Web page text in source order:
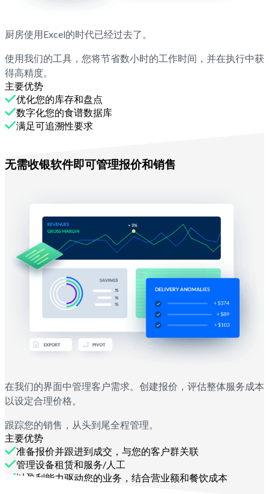
厨房使用Excel的时代已经过去了。
使用我们的工具，您将节省数小时的工作时间，并在执行中获
得高精度。
主要优势
优化您的库存和盘点
数字化您的食谱数据库
满足可追溯性要求
无需收银软件即可管理报价和销售
在我们的界面中管理客户需求。创建报价，评估整体服务成本
以设定合理价格。
跟踪您的销售，从头到尾全程管理。
主要优势
准备报价并跟进到成交，与您的客户群关联
管理设备租赁和服务/人工
以盈利能力驱动您的业务，结合营业额和餐饮成本